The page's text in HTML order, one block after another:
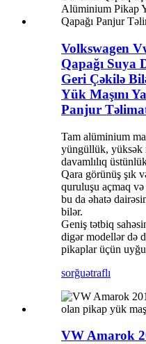
Volkswagen
Qapağı Suya
Geri Çəkilə
Yük Maşını
Panjur
Tam alüminium
yüngüllük, yüksək
davamlılıq
Qara görünüş şık
quruluşu açmaq
bu da əhatə
bilər.
Geniş tətbiq
digər modellər də
pikaplar üçün
sorğuətraflı
VW Amarok